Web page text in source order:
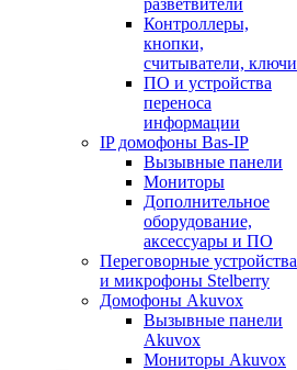
разветвители
Контроллеры,
кнопки,
считыватели, ключи
ПО и устройства
переноса
информации
IP домофоны Bas-IP
Вызывные панели
Мониторы
Дополнительное
оборудование,
аксессуары и ПО
Переговорные устройства
и микрофоны Stelberry
Домофоны Akuvox
Вызывные панели
Akuvox
Мониторы Akuvox